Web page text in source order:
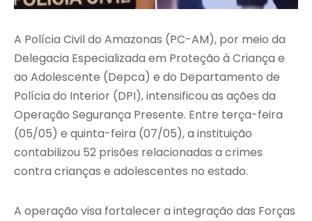
A Polícia Civil do Amazonas (PC-AM), por meio da
Delegacia Especializada em Proteção à Criança e
ao Adolescente (Depca) e do Departamento de
Polícia do Interior (DPI), intensificou as ações da
Operação Segurança Presente. Entre terça-feira
(05/05) e quinta-feira (07/05), a instituição
contabilizou 52 prisões relacionadas a crimes
contra crianças e adolescentes no estado.
A operação visa fortalecer a integração das Forças